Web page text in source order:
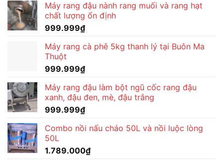
Máy rang đậu nành rang muối và rang hạt
chất lượng ổn định
999.999₫
Máy rang cà phê 5kg thanh lý tại Buôn Ma
Thuột
999.999₫
Máy rang đậu làm bột ngũ cốc rang đậu
xanh, đậu đen, mè, đậu trắng
999.999₫
Combo nồi nấu cháo 50L và nồi luộc lòng
50L
1.789.000₫